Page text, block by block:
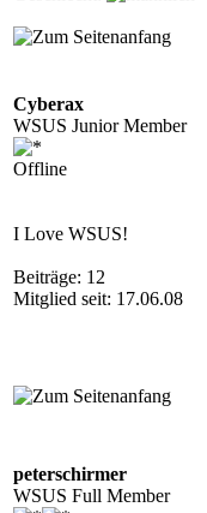
Cyberax
WSUS Junior Member
Offline
I Love WSUS!
Beiträge: 12
Mitglied seit: 17.06.08
peterschirmer
WSUS Full Member